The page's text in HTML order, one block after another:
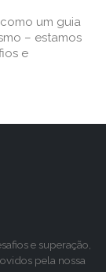
um guia
– estamos
e
e superação,
pela nossa